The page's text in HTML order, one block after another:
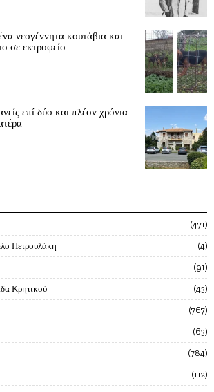
νεογέννητα κουτάβια και
σε εκτροφείο
επί δύο και πλέον χρόνια
471
Πετρουλάκη 4
91
Κρητικού 43
767
63
784
112